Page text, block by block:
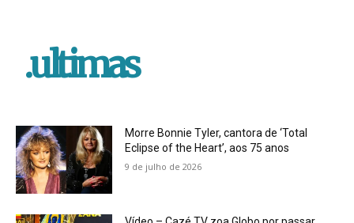
.ultimas
Morre Bonnie Tyler, cantora de ‘Total
Eclipse of the Heart’, aos 75 anos
9 de julho de 2026